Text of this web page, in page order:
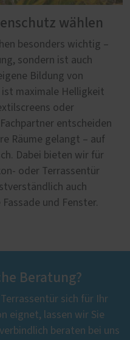
wählen
besonders wichtig –
sondern ist auch
Bildung von
maximale Helligkeit
oder
entscheiden
Räume gelangt – auf
Dabei bieten wir für
oder Terrassentür
auch
und Fenster.
Beratung?
sich für Ihr
eignet, lassen wir Sie
beraten bei uns